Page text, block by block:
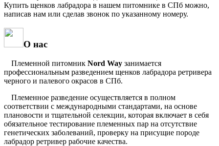
Купить щенков лабрадора в нашем питомнике в СПб можно,
написав нам или сделав звонок по указанному номеру.
О нас
Племенной питомник Nord Way занимается
профессиональным разведением щенков лабрадора ретривера
черного и палевого окрасов в СПб.
Племенное разведение осуществляется в полном
соответствии с международными стандартами, на основе
плановости и тщательной селекции, которая включает в себя
обязательное тестирование племенных пар на отсутствие
генетических заболеваний, проверку на присущие породе
лабрадор ретривер рабочие качества.